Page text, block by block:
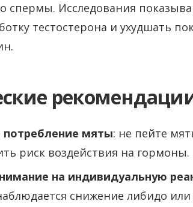
спермы. Исследования
тестостерона и ухудшать
потребление мяты: не пейте
риск воздействия на гормоны.
на индивидуальную
снижение либидо